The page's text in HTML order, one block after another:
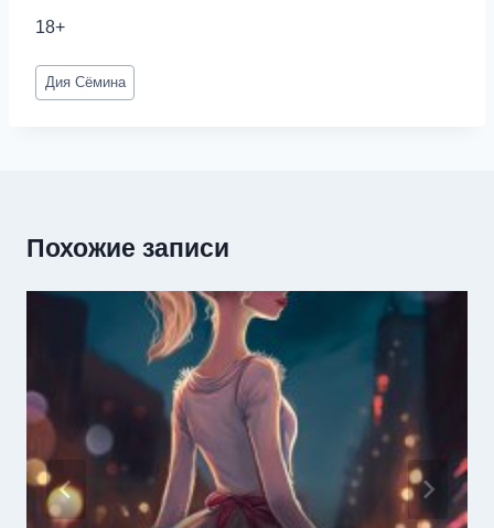
18+
Метки
записи:
Дия Сёмина
Похожие записи